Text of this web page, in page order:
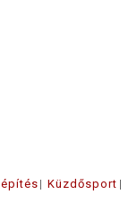
Küzdősport